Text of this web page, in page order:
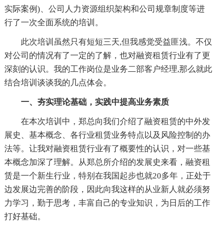
实际案例)、公司人力资源组织架构和公司规章制度等进
行了一次全面系统的培训。
此次培训虽然只有短短三天,但我感觉受益匪浅。不仅
对公司的情况有了一定的了解，也对融资租赁行业有了更
深刻的认识。我的工作岗位是业务二部客户经理,那么就此
结合培训谈谈我的几点体会。
一、夯实理论基础，实践中提高业务素质
在本次培训中，郑总向我们介绍了融资租赁的中外发
展史、基本概念、各行业租赁业务特点以及风险控制的办
法等。让我对融资租赁行业有了概要性的认识，对一些基
本概念加深了理解。从郑总所介绍的发展史来看，融资租
赁是一个新生行业，特别在我国起步也就20多年，正处于
边发展边完善的阶段，因此向我这样的从业新人就必须努
力学习，勤于思考，丰富自己的专业知识，为日后的工作
打好基础。